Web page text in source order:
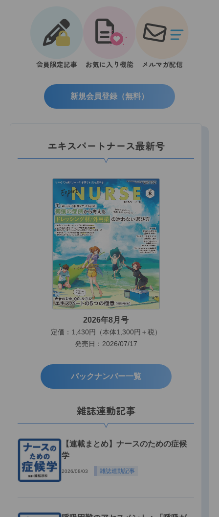
会員限定記事 お気に入り機能 メルマガ配信
新規会員登録（無料）
エキスパートナース最新号
2026年8月号
定価：1,430円（本体1,300円＋税）
発売日：2026/07/17
バックナンバー一覧
雑誌連動記事
【連載まとめ】ナースのための症候
学
2026/08/03 雑誌連動記事